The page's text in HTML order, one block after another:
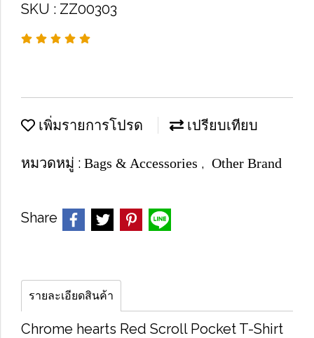
SKU : ZZ00303
เพิ่มรายการโปรด เปรียบเทียบ
หมวดหมู่ : Bags & Accessories , Other Brand
Share
รายละเอียดสินค้า
Chrome hearts Red Scroll Pocket T-Shirt